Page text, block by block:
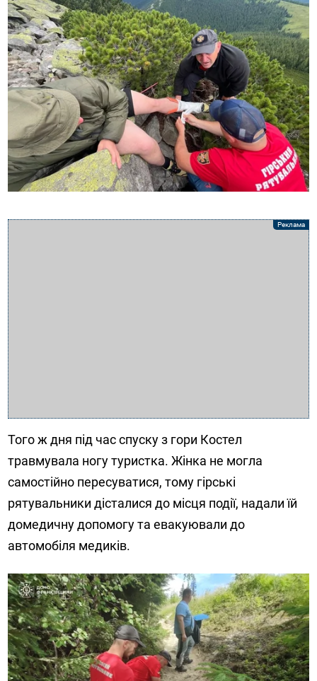
Того ж дня під час спуску з гори Костел
травмувала ногу туристка. Жінка не могла
самостійно пересуватися, тому гірські
рятувальники дісталися до місця події, надали їй
домедичну допомогу та евакуювали до
автомобіля медиків.